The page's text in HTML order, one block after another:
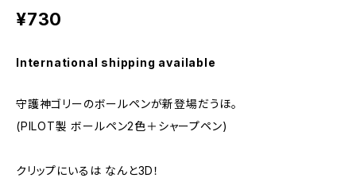
¥730
International shipping available
守護神ゴリーのボールペンが新登場だうほ。
(PILOT製 ボールペン2色＋シャープペン)
クリップにいるは なんと3D！